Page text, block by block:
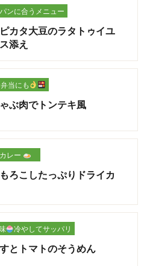
パンに合うメニュー
カタ大豆のラタトゥイユ
添え
当にも
ぶ肉でトンテキ風
カレー
ろこしたっぷりドライカ
冷やしてサッパリ
とトマトのそうめん